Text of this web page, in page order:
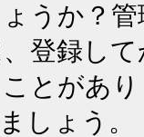
うか？
登録し
とがあ
しょう。